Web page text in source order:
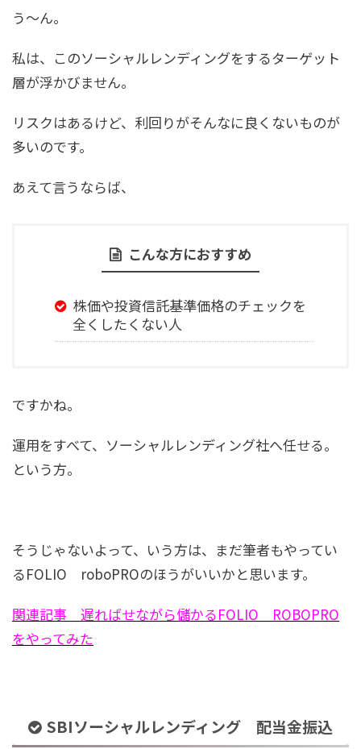
う～ん。
私は、このソーシャルレンディングをするターゲット
層が浮かびません。
リスクはあるけど、利回りがそんなに良くないものが
多いのです。
あえて言うならば、
こんな方におすすめ
株価や投資信託基準価格のチェックを
全くしたくない人
ですかね。
運用をすべて、ソーシャルレンディング社へ任せる。
という方。
そうじゃないよって、いう方は、まだ筆者もやってい
るFOLIO roboPROのほうがいいかと思います。
関連記事 遅ればせながら儲かるFOLIO ROBOPRO
をやってみた
SBIソーシャルレンディング 配当金振込